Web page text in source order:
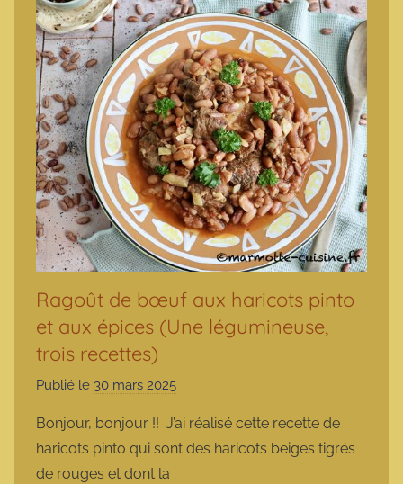
Ragoût de bœuf aux haricots pinto
et aux épices (Une légumineuse,
trois recettes)
Publié le 30 mars 2025
r
m
Bonjour, bonjour !! J’ai réalisé cette recette de
haricots pinto qui sont des haricots beiges tigrés
de rouges et dont la